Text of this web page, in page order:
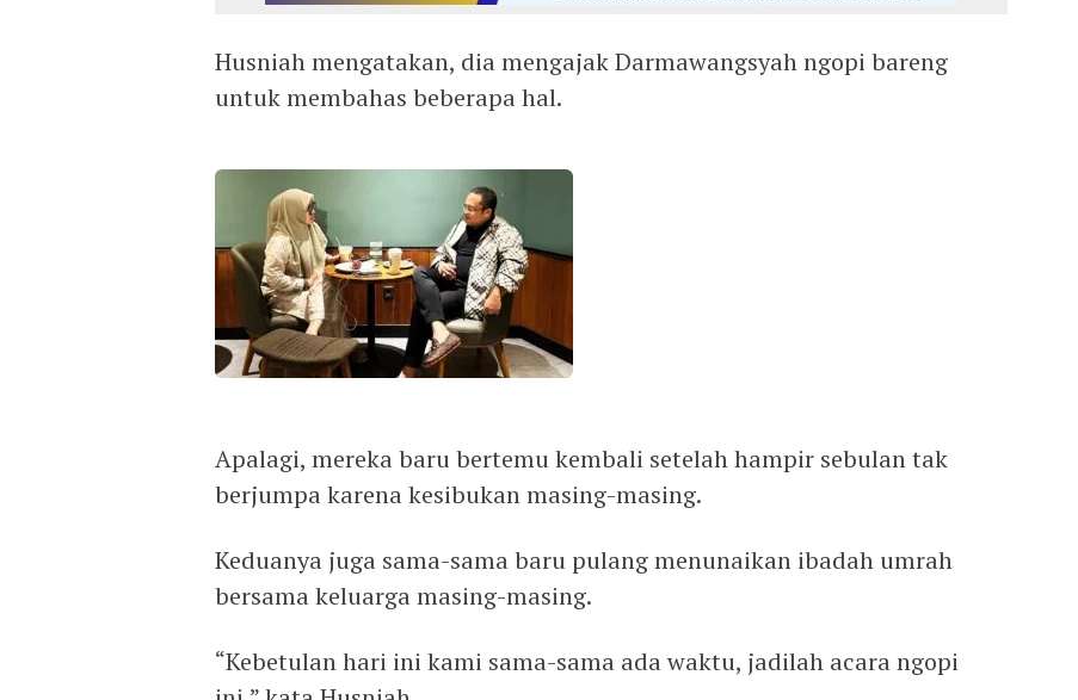
Husniah mengatakan, dia mengajak Darmawangsyah ngopi bareng
untuk membahas beberapa hal.
Apalagi, mereka baru bertemu kembali setelah hampir sebulan tak
berjumpa karena kesibukan masing-masing.
Keduanya juga sama-sama baru pulang menunaikan ibadah umrah
bersama keluarga masing-masing.
“Kebetulan hari ini kami sama-sama ada waktu, jadilah acara ngopi